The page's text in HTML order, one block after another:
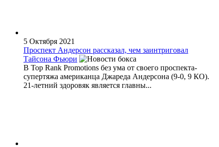
5 Октября 2021
Проспект Андерсон рассказал, чем заинтриговал
Тайсона Фьюри
В Top Rank Promotions без ума от своего проспекта-
супертяжа американца Джареда Андерсона (9-0, 9 КО).
21-летний здоровяк является главны...